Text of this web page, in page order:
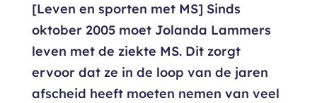
[Leven en sporten met MS] Sinds
oktober 2005 moet Jolanda Lammers
leven met de ziekte MS. Dit zorgt
ervoor dat ze in de loop van de jaren
afscheid heeft moeten nemen van veel